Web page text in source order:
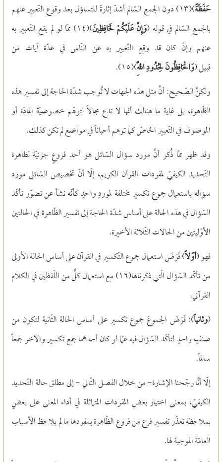
حَفَظَةً)(١٣) دون الجمع السّالم أشدّ إثارةً للتساؤل بعد وقوع التّعبير عنهم
بالجمع السّالم في قوله (وَإِنَّ عَلَيْكُمْ لَحَافِظِينَ)(١٤) ممّا لو لم يقع التّعبير به
عنهم وإنْ كان قد وقع التّعبير به عن النّاس في عدّة آيات من
قبيل (وَالْحَافِظُونَ لِحُدُودِ اللَّهِ)(١٥) .
ولكنَّ الصّحيح: أنَّ مثل هذه الجهات لا تُوجب شدّة الحاجة إلى تفسير هذه
الظّاهرة، بل غاية ما هنالك أنّها لا تدع مجالاً لتوهّم خصوصيّة المادّة أو
الموصوف في التّعبير الخاصّ كما توهم أحياناً في مواضع لم تكن كذلك.
وقد ظهر ممّا ذُكر أنَّ مورد سؤال السّائل هو أحد فروعٍ جزئيّة لظاهرة
التّحديد الكيفيّ لمفردات القرآن الكريم، إلّا أنّ تخصيص السّائل مورد
سؤاله باستعمال جموع تكسير مختلفة لموردٍ واحدٍ كأنّه نشأ عن تصوّر تأكّد
السّؤال في هذه الحالة على أساس شدّة الحاجة إلى تفسير الظّاهرة في الحالتين
الأوّليتين من الحالات الثّلاثة الأخيرة.
فهو (أوّلاً) فَرَضَ استعمال جموع التّكسير في القرآن على أساس الحالة الأولى
من تأكّد السّؤال الّتي ذكرناها(١٦) مع استعمال كلٍّ من اللّفظين في الكلام
القرآني.
(وثانياً): فَرَضَ الجموعَ جموع تكسير على أساس الحالة الثّانية لتكون من
صنفٍ واحدٍ لتأكّد السّؤال فيه عمّا لو كان أحدهما جمع تكسير والآخر جمعاً
سالماً.
إلّا أنَّا رجّحنا الإشارة-من خلال الفصل الثّاني-إلى مطلق حالة التّحديد
الكيفيّ، بمعنى اختيار بعض المفردات المتماثلة في أداء المعنى على بعضٍ
بملاحظة تعذّر تفسير فرع من فروع الظّاهرة بمفردها ما لم يلاحظ الأسباب
العامّة الموجبة لها.